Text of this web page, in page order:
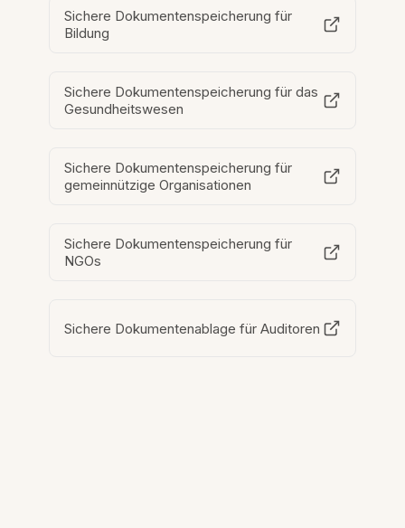
Sichere Dokumentenspeicherung für
Bildung
Sichere Dokumentenspeicherung für das
Gesundheitswesen
Sichere Dokumentenspeicherung für
gemeinnützige Organisationen
Sichere Dokumentenspeicherung für
NGOs
Sichere Dokumentenablage für Auditoren